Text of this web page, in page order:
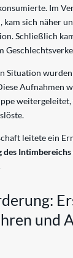
Im
kam sich näher
Schließlich
Situation
Aufnahmen
weitergeleitet,
leitete ein
des
und